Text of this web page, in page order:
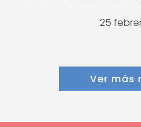
25
Ver más